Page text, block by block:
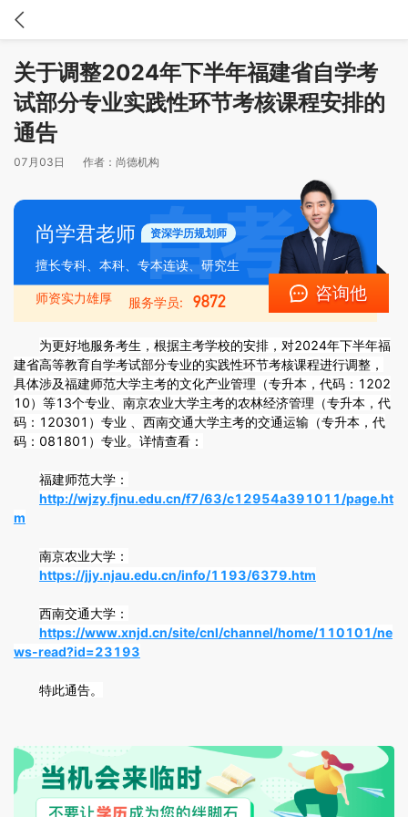
关于调整2024年下半年福建省自学考
试部分专业实践性环节考核课程安排的
通告
07月03日 作者： 尚德机构
尚学君老师 资深学历规划师
擅长专科、本科、专本连读、研究生
师资实力雄厚 服务学员: 9872 咨询他
为更好地服务考生，根据主考学校的安排，对2024年下半年福
建省高等教育自学考试部分专业的实践性环节考核课程进行调整，
具体涉及福建师范大学主考的文化产业管理（专升本，代码：1202
10）等13个专业、南京农业大学主考的农林经济管理（专升本，代
码：120301）专业 、西南交通大学主考的交通运输（专升本，代
码：081801）专业。详情查看：
福建师范大学：
http://wjzy.fjnu.edu.cn/f7/63/c12954a391011/page.ht
m
南京农业大学：
https://jjy.njau.edu.cn/info/1193/6379.htm
西南交通大学：
https://www.xnjd.cn/site/cnl/channel/home/110101/ne
ws-read?id=23193
特此通告。